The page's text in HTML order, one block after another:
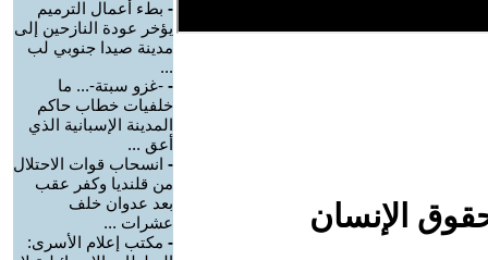
الإنسان
- بطء أعمال الترميم
يؤخر عودة النازحين إلى
مدينة صيدا جنوبي لب
...
- -غزو سبتة-... ما
خلفيات خطاب حاكم
المدينة الإسبانية الذي
أعق ...
- انسحاب قوات الاحتلال
من قلنديا وكفر عقب
بعد عدوان خلف
عشرات ...
- مكتب إعلام الأسرى: